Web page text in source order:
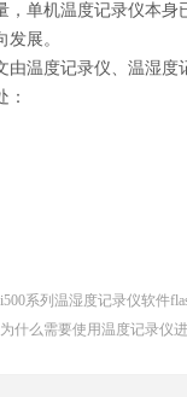
，单机温度记录仪本身
发展。
由温度记录仪、温湿度
：
i500系列温湿度记录仪软件
为什么需要使用温度记录仪